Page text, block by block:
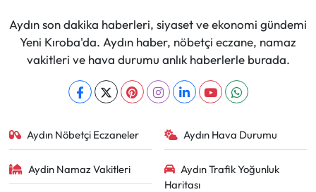
Aydın son dakika haberleri, siyaset ve ekonomi gündemi
Yeni Kıroba'da. Aydın haber, nöbetçi eczane, namaz
vakitleri ve hava durumu anlık haberlerle burada.
Aydın Nöbetçi Eczaneler Aydın Hava Durumu
Aydin Namaz Vakitleri
Aydın Trafik Yoğunluk
Haritası